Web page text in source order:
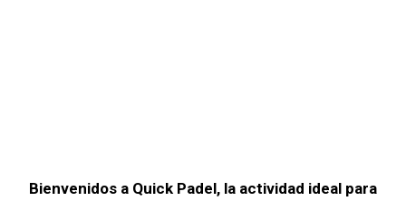
Bienvenidos a Quick Padel, la actividad ideal para